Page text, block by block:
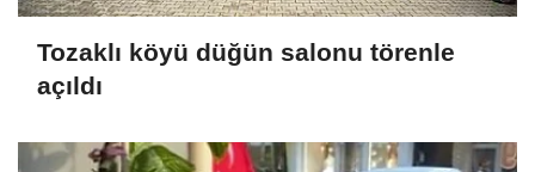
Tozaklı köyü düğün salonu törenle
açıldı